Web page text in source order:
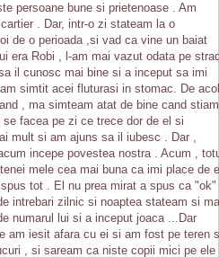
persoane bune si prietenoase . Am
. Dar, intr-o zi stateam la o
de o perioada ,si vad ca vine un baiat
era Robi , l-am mai vazut odata pe
il cunosc mai bine si a inceput sa imi
simtit acei fluturasi in stomac. De
, ma simteam atat de bine cand stiam
facea pe zi ce trece dor de el si
mult si am ajuns sa il iubesc . Dar ,
incepe povestea nostra . Acum ,
mele cea mai buna ca imi place de
tot . El nu prea mirat a spus ca "ok"
intrebari zilnic si noaptea stateam si ma
numarul lui si a inceput joaca ...Dar
am iesit afara cu ei si am fost pe teren
, si saream ca niste copii mici pe ele